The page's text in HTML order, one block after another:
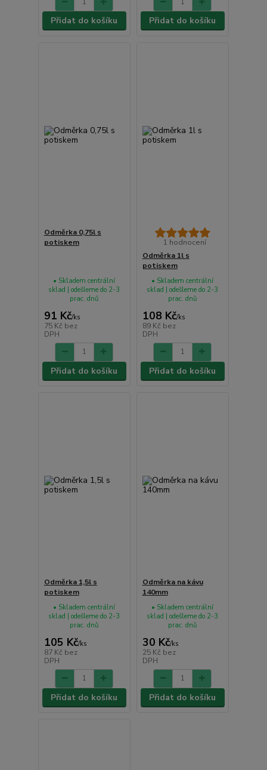
Přidat do košíku Přidat do košíku
Odměrka 0,75l s
potiskem
91 Kč/ks
75 Kč bez
DPH
• Skladem centrální
sklad | odešleme do 2-3
prac. dnů
Přidat do košíku
1 hodnocení
Odměrka 1l s
potiskem
108 Kč/ks
89 Kč bez
DPH
• Skladem centrální
sklad | odešleme do 2-3
prac. dnů
Přidat do košíku
Odměrka 1,5l s
potiskem
105 Kč/ks
87 Kč bez
DPH
• Skladem centrální
sklad | odešleme do 2-3
prac. dnů
Přidat do košíku
Odměrka na kávu
140mm
30 Kč/ks
25 Kč bez
DPH
• Skladem centrální
sklad | odešleme do 2-3
prac. dnů
Přidat do košíku